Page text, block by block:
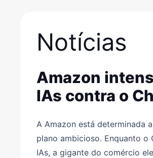
Notícias
Amazon
IAs contra o
A Amazon está determinada
plano ambicioso. Enquanto o
IAs, a gigante do comércio